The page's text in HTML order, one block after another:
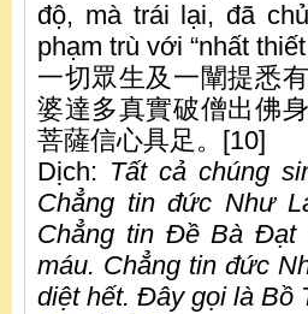
độ, mà trái lại, đã
phạm trù với “nhất
一切眾生及一闡提悉
婆達多真實破僧出佛
菩薩信心具足。[10]
Dịch: Tất cả chúng
Chẳng tin đức Như
Chẳng tin Đề Bà Đạt
máu. Chẳng tin đức
diệt hết. Đây gọi là Bồ